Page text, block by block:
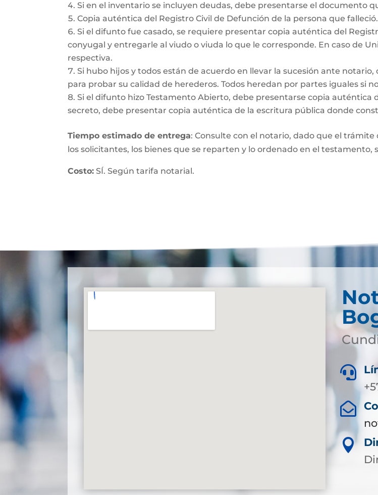
Si en el inventario se incluyen deudas, debe presentarse el documento
Copia auténtica del Registro Civil de Defunción de la persona que falleció.
Si el difunto fue casado, se requiere presentar copia auténtica del
conyugal y entregarle al viudo o viuda lo que le corresponde. En caso de
respectiva.
Si hubo hijos y todos están de acuerdo en llevar la sucesión ante
para probar su calidad de herederos. Todos heredan por partes iguales si
Si el difunto hizo Testamento Abierto, debe presentarse copia auténtica
secreto, debe presentar copia auténtica de la escritura pública donde
Tiempo estimado de entrega: Consulte con el notario, dado que el
los solicitantes, los bienes que se reparten y lo ordenado en el testamento,
Costo: SÍ. Según tarifa notarial.


